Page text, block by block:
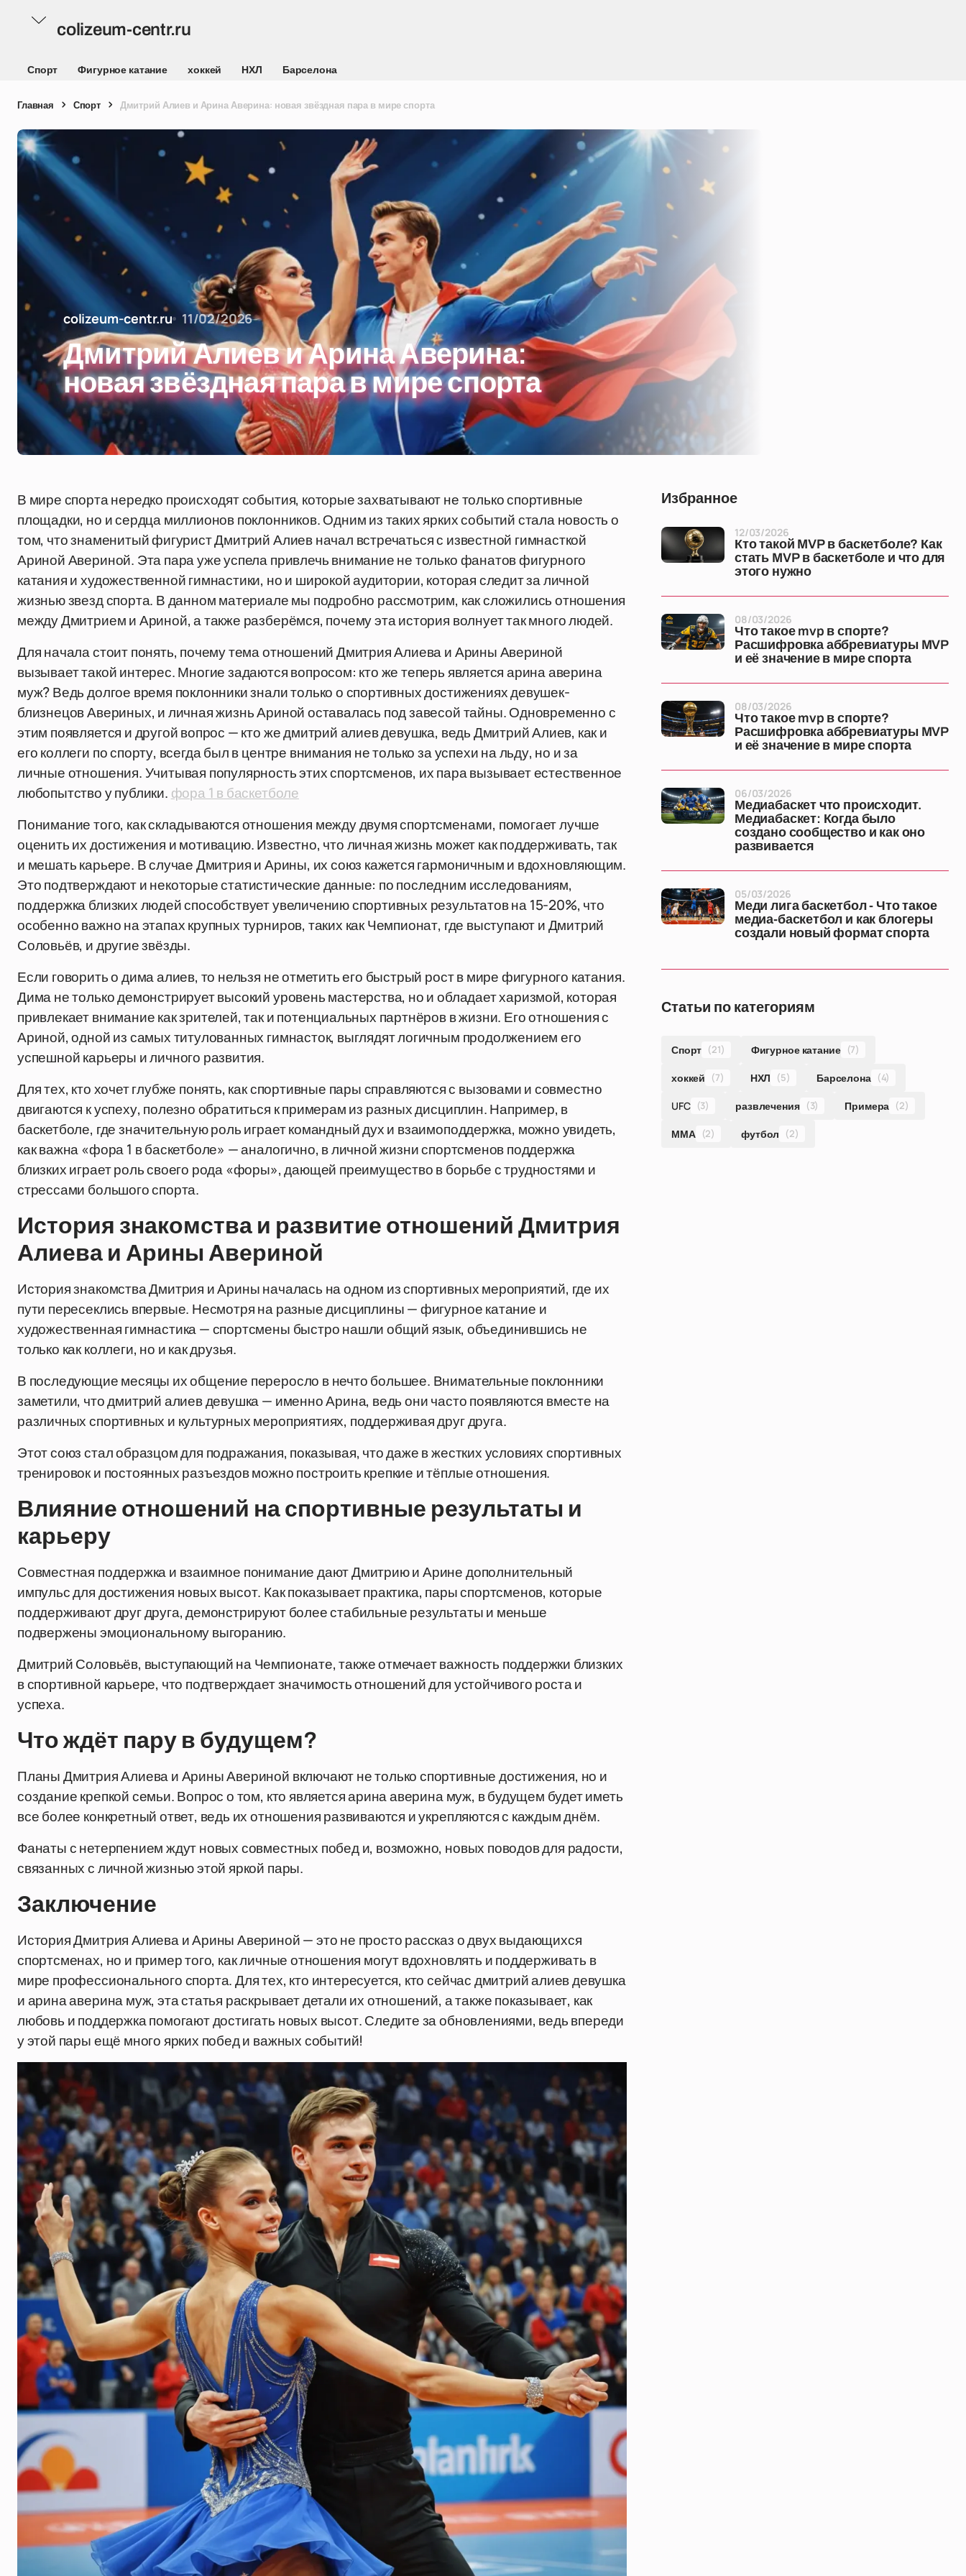
colizeum-centr.ru
Спорт Фигурное катание хоккей НХЛ Барселона
Главная Спорт Дмитрий Алиев и Арина Аверина: новая звёздная пара в мире спорта
colizeum-centr.ru 11/02/2026
Дмитрий Алиев и Арина Аверина:
новая звёздная пара в мире спорта
В мире спорта нередко происходят события, которые захватывают не только спортивные
площадки, но и сердца миллионов поклонников. Одним из таких ярких событий стала новость о
том, что знаменитый фигурист Дмитрий Алиев начал встречаться с известной гимнасткой
Ариной Авериной. Эта пара уже успела привлечь внимание не только фанатов фигурного
катания и художественной гимнастики, но и широкой аудитории, которая следит за личной
жизнью звезд спорта. В данном материале мы подробно рассмотрим, как сложились отношения
между Дмитрием и Ариной, а также разберёмся, почему эта история волнует так много людей.
Для начала стоит понять, почему тема отношений Дмитрия Алиева и Арины Авериной
вызывает такой интерес. Многие задаются вопросом: кто же теперь является арина аверина
муж? Ведь долгое время поклонники знали только о спортивных достижениях девушек-
близнецов Авериных, и личная жизнь Ариной оставалась под завесой тайны. Одновременно с
этим появляется и другой вопрос — кто же дмитрий алиев девушка, ведь Дмитрий Алиев, как и
его коллеги по спорту, всегда был в центре внимания не только за успехи на льду, но и за
личные отношения. Учитывая популярность этих спортсменов, их пара вызывает естественное
любопытство у публики. фора 1 в баскетболе
Понимание того, как складываются отношения между двумя спортсменами, помогает лучше
оценить их достижения и мотивацию. Известно, что личная жизнь может как поддерживать, так
и мешать карьере. В случае Дмитрия и Арины, их союз кажется гармоничным и вдохновляющим.
Это подтверждают и некоторые статистические данные: по последним исследованиям,
поддержка близких людей способствует увеличению спортивных результатов на 15-20%, что
особенно важно на этапах крупных турниров, таких как Чемпионат, где выступают и Дмитрий
Соловьёв, и другие звёзды.
Если говорить о дима алиев, то нельзя не отметить его быстрый рост в мире фигурного катания.
Дима не только демонстрирует высокий уровень мастерства, но и обладает харизмой, которая
привлекает внимание как зрителей, так и потенциальных партнёров в жизни. Его отношения с
Ариной, одной из самых титулованных гимнасток, выглядят логичным продолжением его
успешной карьеры и личного развития.
Для тех, кто хочет глубже понять, как спортивные пары справляются с вызовами и совместно
двигаются к успеху, полезно обратиться к примерам из разных дисциплин. Например, в
баскетболе, где значительную роль играет командный дух и взаимоподдержка, можно увидеть,
как важна «фора 1 в баскетболе» — аналогично, в личной жизни спортсменов поддержка
близких играет роль своего рода «форы», дающей преимущество в борьбе с трудностями и
стрессами большого спорта.
История знакомства и развитие отношений Дмитрия
Алиева и Арины Авериной
История знакомства Дмитрия и Арины началась на одном из спортивных мероприятий, где их
пути пересеклись впервые. Несмотря на разные дисциплины — фигурное катание и
художественная гимнастика — спортсмены быстро нашли общий язык, объединившись не
только как коллеги, но и как друзья.
В последующие месяцы их общение переросло в нечто большее. Внимательные поклонники
заметили, что дмитрий алиев девушка — именно Арина, ведь они часто появляются вместе на
различных спортивных и культурных мероприятиях, поддерживая друг друга.
Этот союз стал образцом для подражания, показывая, что даже в жестких условиях спортивных
тренировок и постоянных разъездов можно построить крепкие и тёплые отношения.
Влияние отношений на спортивные результаты и
карьеру
Совместная поддержка и взаимное понимание дают Дмитрию и Арине дополнительный
импульс для достижения новых высот. Как показывает практика, пары спортсменов, которые
поддерживают друг друга, демонстрируют более стабильные результаты и меньше
подвержены эмоциональному выгоранию.
Дмитрий Соловьёв, выступающий на Чемпионате, также отмечает важность поддержки близких
в спортивной карьере, что подтверждает значимость отношений для устойчивого роста и
успеха.
Что ждёт пару в будущем?
Планы Дмитрия Алиева и Арины Авериной включают не только спортивные достижения, но и
создание крепкой семьи. Вопрос о том, кто является арина аверина муж, в будущем будет иметь
все более конкретный ответ, ведь их отношения развиваются и укрепляются с каждым днём.
Фанаты с нетерпением ждут новых совместных побед и, возможно, новых поводов для радости,
связанных с личной жизнью этой яркой пары.
Заключение
История Дмитрия Алиева и Арины Авериной — это не просто рассказ о двух выдающихся
спортсменах, но и пример того, как личные отношения могут вдохновлять и поддерживать в
мире профессионального спорта. Для тех, кто интересуется, кто сейчас дмитрий алиев девушка
и арина аверина муж, эта статья раскрывает детали их отношений, а также показывает, как
любовь и поддержка помогают достигать новых высот. Следите за обновлениями, ведь впереди
у этой пары ещё много ярких побед и важных событий!
Избранное
Кто такой MVP в баскетболе? Как
стать MVP в баскетболе и что для
этого нужно
12/03/2026
Что такое mvp в спорте?
Расшифровка аббревиатуры MVP
и её значение в мире спорта
08/03/2026
Что такое mvp в спорте?
Расшифровка аббревиатуры MVP
и её значение в мире спорта
08/03/2026
Медиабаскет что происходит.
Медиабаскет: Когда было
создано сообщество и как оно
развивается
06/03/2026
Меди лига баскетбол - Что такое
медиа-баскетбол и как блогеры
создали новый формат спорта
05/03/2026
Статьи по категориям
Спорт (21) Фигурное катание (7)
хоккей (7) НХЛ (5) Барселона (4)
UFC (3) развлечения (3) Примера (2)
ММА (2) футбол (2)